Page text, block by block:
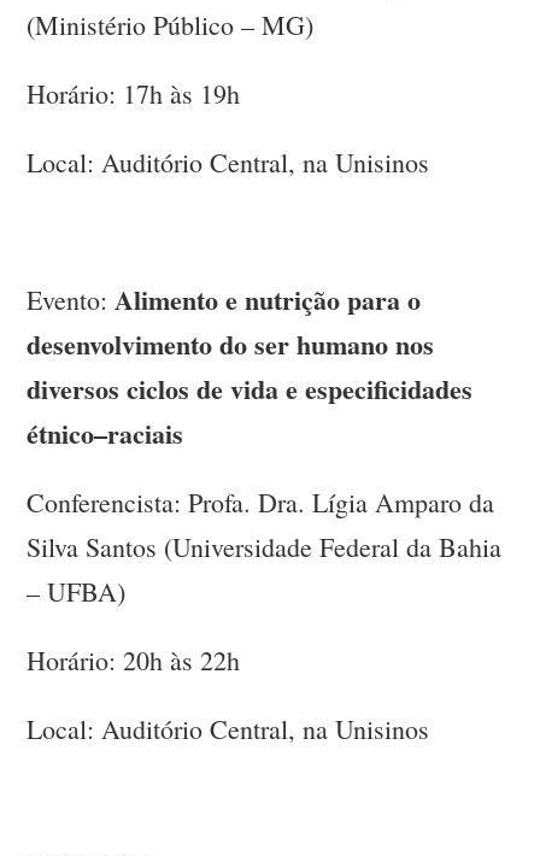
(Ministério Público – MG)
Horário: 17h às 19h
Local: Auditório Central, na Unisinos
Evento:Alimento e nutrição para o
desenvolvimento do ser humano nos
diversos ciclos de vida e especificidades
étnico–raciais
Conferencista: Profa. Dra. Lígia Amparo da
Silva Santos (Universidade Federal da Bahia
– UFBA)
Horário: 20h às 22h
Local: Auditório Central, na Unisinos